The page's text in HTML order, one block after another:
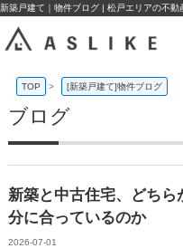
新築戸建て｜物件ブログ | 松戸エリアの不動
TOP > [新築戸建て]物件ブログ
ブログ
新築と中古住宅、どちら
分に合っているのか
2026-07-01